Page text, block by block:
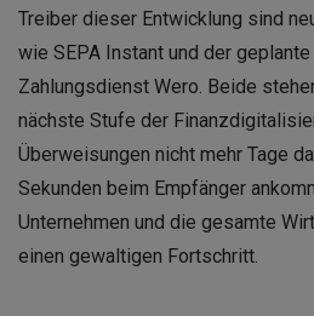
Treiber dieser Entwicklung sind
wie SEPA Instant und der
Zahlungsdienst Wero. Beide
nächste Stufe der
Überweisungen nicht mehr Tage
Sekunden beim Empfänger
Unternehmen und die gesamte
einen gewaltigen Fortschritt.